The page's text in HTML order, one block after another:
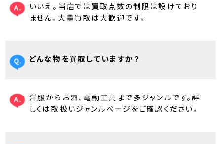
いいえ。当店では買取点数の制限は設けており
ません。大量買取は大歓迎です。
どんな物を買取していますか？
洋服からお酒、電動工具まで多ジャンルです。詳
しくは取扱いジャンルページをご確認ください。